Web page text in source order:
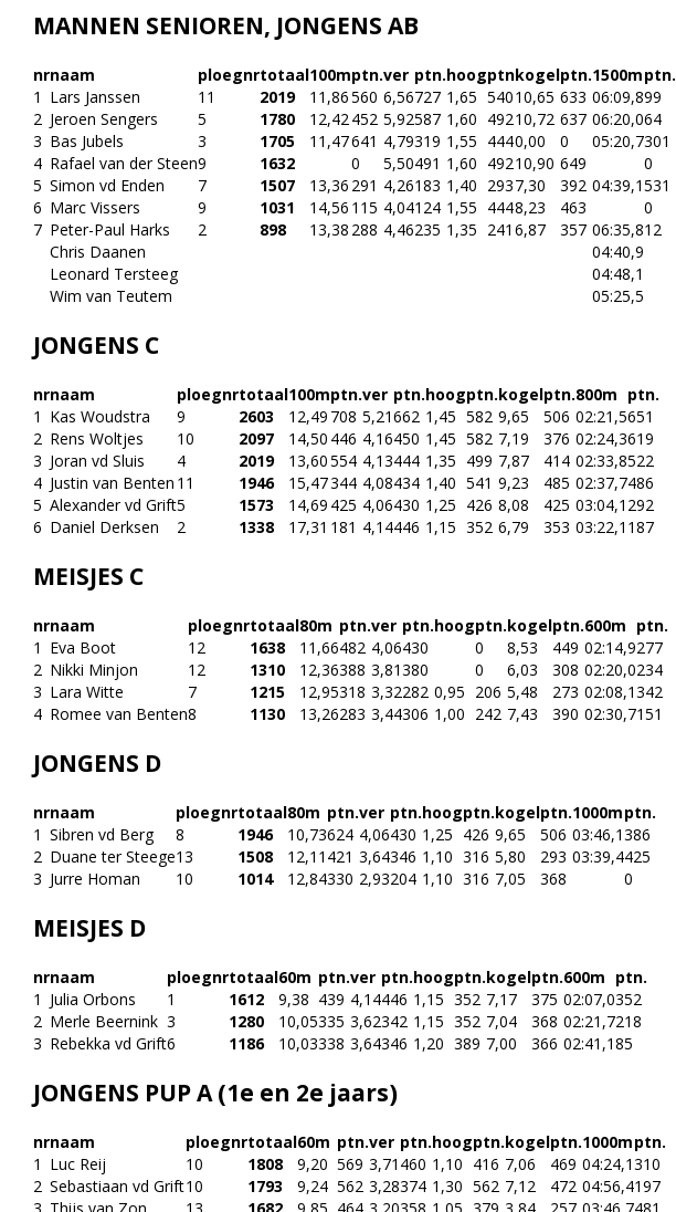
MANNEN SENIOREN, JONGENS AB
nrnaam ploegnrtotaal100mptn.ver ptn.hoogptnkogelptn.1500mptn.
1 Lars Janssen 11 2019 11,86560 6,56727 1,65 54010,65 633 06:09,899
2 Jeroen Sengers 5 1780 12,42452 5,92587 1,60 49210,72 637 06:20,064
3 Bas Jubels 3 1705 11,47641 4,79319 1,55 4440,00 0 05:20,7301
4 Rafael van der Steen9 1632 0 5,50491 1,60 49210,90 649
0
5 Simon vd Enden 7 1507 13,36 291 4,26183 1,40 2937,30 392 04:39,1531
6 Marc Vissers 9 1031 14,56 115 4,04124 1,55 4448,23 463
0
7 Peter-Paul Harks 2 898 13,38 288 4,46235 1,35 241 6,87 357 06:35,812
Chris Daanen
04:40,9
Leonard Tersteeg
04:48,1
Wim van Teutem
05:25,5
JONGENS C
nrnaam ploegnrtotaal100mptn.ver ptn.hoogptn.kogelptn.800m ptn.
1 Kas Woudstra 9 2603 12,49 708 5,21662 1,45 582 9,65 506 02:21,5651
2 Rens Woltjes 10 2097 14,50 446 4,16450 1,45 582 7,19 376 02:24,3619
3 Joran vd Sluis 4 2019 13,60554 4,13444 1,35 499 7,87 414 02:33,8522
4 Justin van Benten 11 1946 15,47344 4,08434 1,40 541 9,23 485 02:37,7486
5 Alexander vd Grift5 1573 14,69 425 4,06430 1,25 426 8,08 425 03:04,1 292
6 Daniel Derksen 2 1338 17,31 181 4,14446 1,15 352 6,79 353 03:22,1 187
MEISJES C
nrnaam ploegnrtotaal80m ptn.ver ptn.hoogptn.kogelptn.600m ptn.
1 Eva Boot 12 1638 11,66482 4,06430 0 8,53 449 02:14,9277
2 Nikki Minjon 12 1310 12,36388 3,81380 0 6,03 308 02:20,0234
3 Lara Witte 7 1215 12,95318 3,32282 0,95 206 5,48 273 02:08,1342
4 Romee van Benten8 1130 13,26283 3,44306 1,00 242 7,43 390 02:30,7151
JONGENS D
nrnaam ploegnrtotaal80m ptn.ver ptn.hoogptn.kogelptn.1000mptn.
1 Sibren vd Berg 8 1946 10,73624 4,06430 1,25 426 9,65 506 03:46,1386
2 Duane ter Steege13 1508 12,11 421 3,64346 1,10 316 5,80 293 03:39,4425
3 Jurre Homan 10 1014 12,84330 2,93204 1,10 316 7,05 368 0
MEISJES D
nrnaam ploegnrtotaal60m ptn.ver ptn.hoogptn.kogelptn.600m ptn.
1 Julia Orbons 1 1612 9,38 439 4,14446 1,15 352 7,17 375 02:07,0352
2 Merle Beernink 3 1280 10,05335 3,62342 1,15 352 7,04 368 02:21,7218
3 Rebekka vd Grift6 1186 10,03338 3,64346 1,20 389 7,00 366 02:41,185
JONGENS PUP A (1e en 2e jaars)
nrnaam ploegnrtotaal60m ptn.ver ptn.hoogptn.kogelptn.1000mptn.
1 Luc Reij 10 1808 9,20 569 3,71 460 1,10 416 7,06 469 04:24,1310
2 Sebastiaan vd Grift10 1793 9,24 562 3,28374 1,30 562 7,12 472 04:56,4197